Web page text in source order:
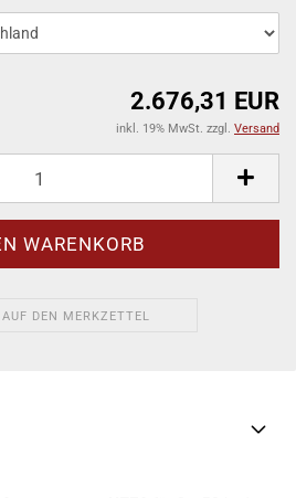
2.676,31 EUR
inkl. 19% MwSt. zzgl. Versand
AUF DEN MERKZETTEL